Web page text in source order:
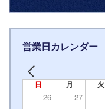
営業日カレンダー
日 月 火
26 27